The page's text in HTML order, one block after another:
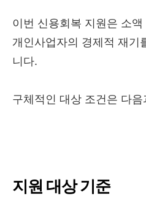
이번 신용회복 지원은 소
개인사업자의 경제적 재기
니다.
구체적인 대상 조건은 다
지원 대상 기준